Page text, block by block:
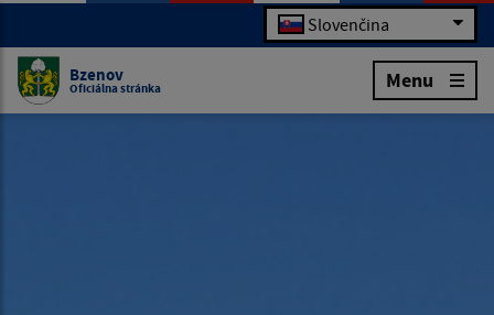
Slovenčina
Bzenov
Oficiálna stránka Menu